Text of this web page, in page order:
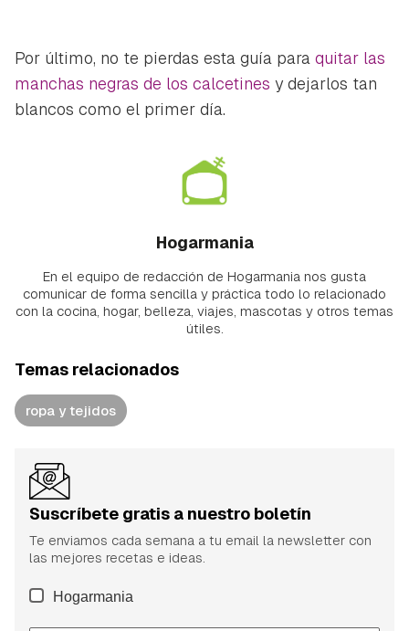
Por último, no te pierdas esta guía para quitar las
manchas negras de los calcetines y dejarlos tan
blancos como el primer día.
Hogarmania
En el equipo de redacción de Hogarmania nos gusta
comunicar de forma sencilla y práctica todo lo relacionado
con la cocina, hogar, belleza, viajes, mascotas y otros temas
útiles.
Temas relacionados
ropa y tejidos
Suscríbete gratis a nuestro boletín
Te enviamos cada semana a tu email la newsletter con
las mejores recetas e ideas.
Hogarmania